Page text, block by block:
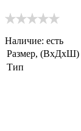
Наличие: есть
Размер, (ВхДхШ)
Тип